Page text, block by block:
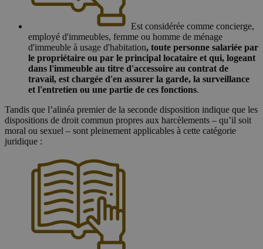
Est considérée comme concierge,
employé d'immeubles, femme ou homme de ménage
d'immeuble à usage d'habitation, toute personne salariée par
le propriétaire ou par le principal locataire et qui, logeant
dans l'immeuble au titre d'accessoire au contrat de
travail, est chargée d'en assurer la garde, la surveillance
et l'entretien ou une partie de ces fonctions.
Tandis que l’alinéa premier de la seconde disposition indique que les
dispositions de droit commun propres aux harcèlements – qu’il soit
moral ou sexuel – sont pleinement applicables à cette catégorie
juridique :